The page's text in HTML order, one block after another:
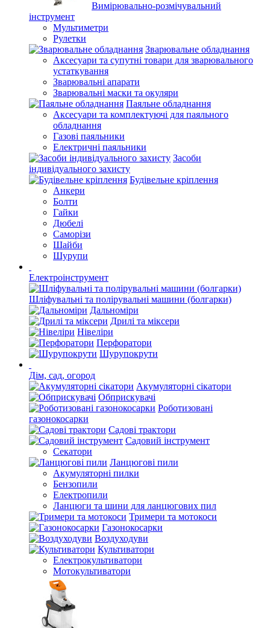
Вимірювально-розмічувальний
інструмент
Мультиметри
Рулетки
Зварювальне обладнання
Аксесуари та супутні товари для зварювального
устаткування
Зварювальні апарати
Зварювальні маски та окуляри
Паяльне обладнання
Аксесуари та комплектуючі для паяльного
обладнання
Газові паяльники
Електричні паяльники
Засоби
індивідуального захисту
Будівельне кріплення
Анкери
Болти
Гайки
Дюбелі
Саморізи
Шайби
Шурупи
Електроінструмент
Шліфувальні та полірувальні машини (болгарки)
Дальноміри
Дрилі та міксери
Нівеліри
Перфоратори
Шурупокрути
Дім, сад, огород
Акумуляторні сікатори
Обприскувачі
Роботизовані
газонокосарки
Садові трактори
Садовий інструмент
Секатори
Ланцюгові пили
Акумуляторні пилки
Бензопили
Електропили
Ланцюги та шини для ланцюгових пил
Тримери та мотокоси
Газонокосарки
Воздуходуви
Культиватори
Електрокультиватори
Мотокультиватори